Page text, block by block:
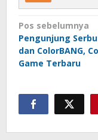
Navigasi
pos
Pos sebelumnya
Pengunjung
dan ColorBANG,
Game Terbaru